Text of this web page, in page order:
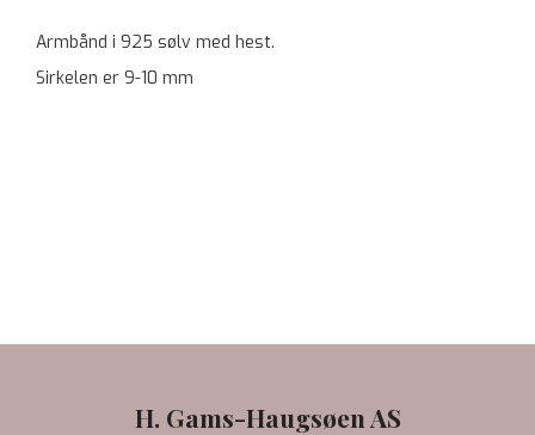
Armbånd i 925 sølv med hest.
Sirkelen er 9-10 mm
H. Gams-Haugsøen AS